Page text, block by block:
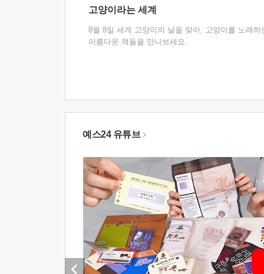
고양이라는 세계
8월 8일 세계 고양이의 날을 맞아, 고양이를 노래하
아름다운 책들을 만나보세요.
예스24 유튜브